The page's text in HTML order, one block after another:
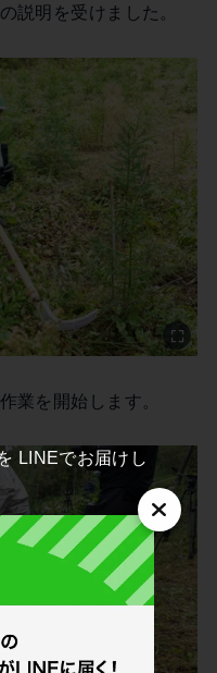
説明を受けました。
業を開始します。
LINEでお届けし